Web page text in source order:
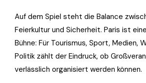
Auf dem Spiel steht die Balance
Feierkultur und Sicherheit. Paris ist
Bühne: Für Tourismus, Sport, Medien,
Politik zählt der Eindruck, ob
verlässlich organisiert werden können.